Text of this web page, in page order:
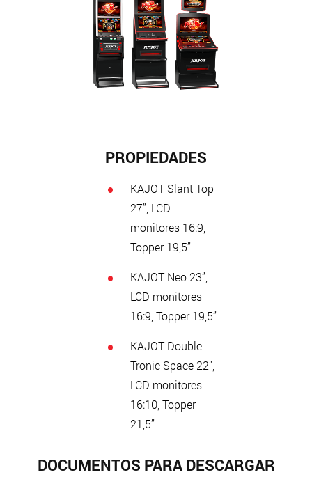
PROPIEDADES
KAJOT Slant Top
27”, LCD
monitores 16:9,
Topper 19,5”
KAJOT Neo 23”,
LCD monitores
16:9, Topper 19,5”
KAJOT Double
Tronic Space 22”,
LCD monitores
16:10, Topper
21,5”
DOCUMENTOS PARA DESCARGAR